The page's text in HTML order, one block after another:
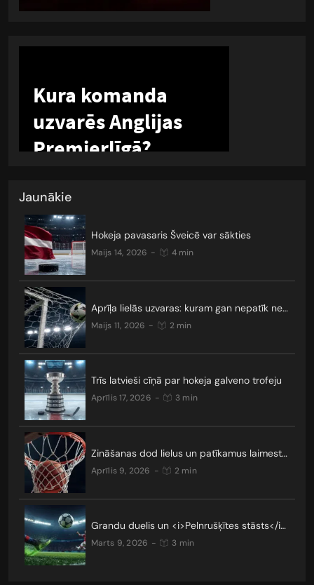
Jaunākie
Hokeja pavasaris Šveicē var sākties
maijs 14, 2026 - 4 min
Aprīļa lielās uzvaras: kuram gan nepatīk neizšķirti?
maijs 11, 2026 - 2 min
Trīs latvieši cīņā par hokeja galveno trofeju
aprīlis 17, 2026 - 3 min
Zināšanas dod lielus un patīkamus laimestus
aprīlis 9, 2026 - 2 min
Grandu duelis un <i>Pelnrušķītes stāsts</i>: kādus pārsteigumus nesīs Čempionu līgas TOP 16?
marts 9, 2026 - 3 min